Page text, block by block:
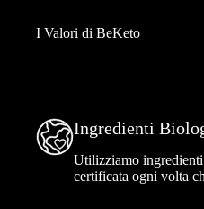
I Valori di BeKeto
Ingredienti
Utilizziamo
certificata ogni volta